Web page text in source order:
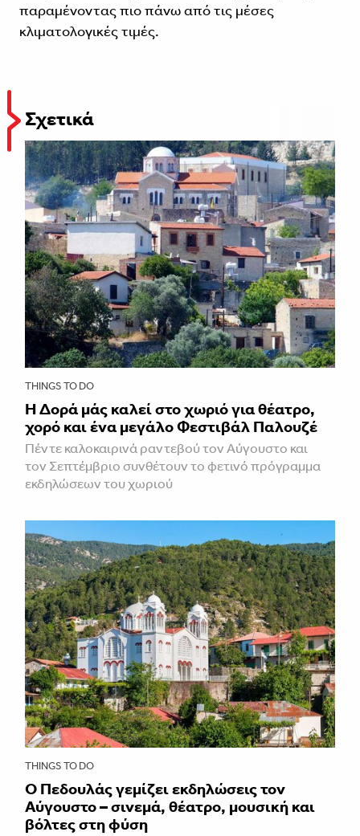
παραμένοντας πιο πάνω από τις μέσες
κλιματολογικές τιμές.
Σχετικά
THINGS TO DO
Η Δορά μάς καλεί στο χωριό για θέατρο,
χορό και ένα μεγάλο Φεστιβάλ Παλουζέ
Πέντε καλοκαιρινά ραντεβού τον Αύγουστο και
τον Σεπτέμβριο συνθέτουν το φετινό πρόγραμμα
εκδηλώσεων του χωριού
THINGS TO DO
Ο Πεδουλάς γεμίζει εκδηλώσεις τον
Αύγουστο – σινεμά, θέατρο, μουσική και
βόλτες στη φύση